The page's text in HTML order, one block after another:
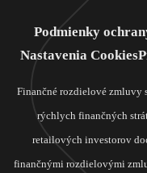
Podmienky
Nastavenia Cookies
Finančné rozdielové zmluvy
rýchlych finančných
retailových investorov
finančnými rozdielovými